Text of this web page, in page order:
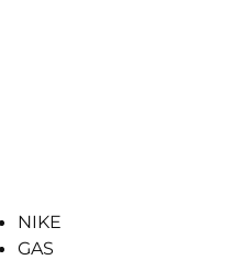
NIKE
GAS